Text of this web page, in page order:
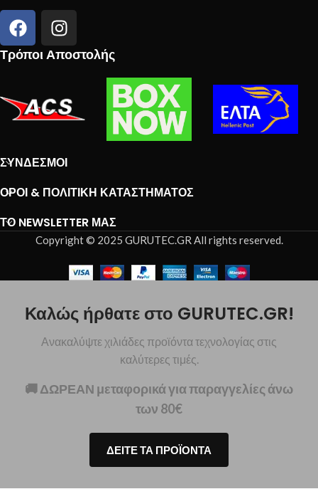
Τρόποι Αποστολής
ΣΎΝΔΕΣΜΟΙ
ΌΡΟΙ & ΠΟΛΙΤΙΚΉ ΚΑΤΑΣΤΉΜΑΤΟΣ
ΤΟ NEWSLETTER ΜΑΣ
Copyright © 2025 GURUTEC.GR All rights reserved.
Καλώς ήρθατε στο GURUTEC.GR!
Ανακαλύψτε χιλιάδες προϊόντα τεχνολογίας στις
καλύτερες τιμές.
🚚 ΔΩΡΕΑΝ μεταφορικά για παραγγελίες άνω
των 80€
ΔΕΙΤΕ ΤΑ ΠΡΟΪΟΝΤΑ